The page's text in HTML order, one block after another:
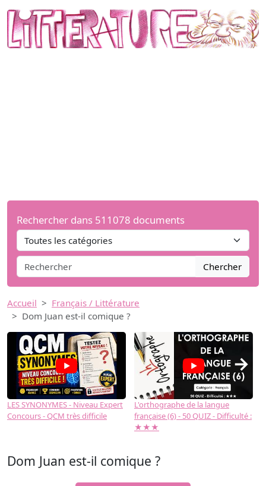
Rechercher dans 511078 documents
Chercher
Accueil
Français / Littérature
Dom Juan est-il comique ?
LES SYNONYMES - Niveau Expert
Concours - QCM très difficile
L'orthographe de la langue
française (6) - 50 QUIZ - Difficulté :
★★★
→
Dom Juan est-il comique ?